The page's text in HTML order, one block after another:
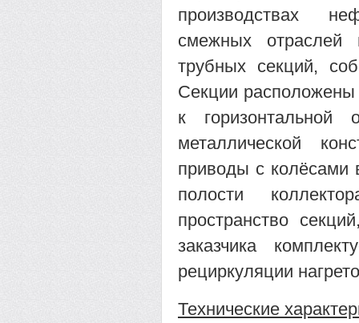
производствах
смежных отраслей
трубных секций,
Секции расположены
к
металлической
приводы с колёсами
полости
пространство
заказчика
рециркуляции
Технические